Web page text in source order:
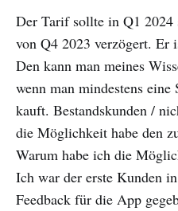
Der Tarif sollte in Q1 2024
von Q4 2023 verzögert. Er
Den kann man meines
wenn man mindestens
kauft. Bestandskunden /
die Möglichkeit habe den
Warum habe ich die
Ich war der erste Kunden
Feedback für die App